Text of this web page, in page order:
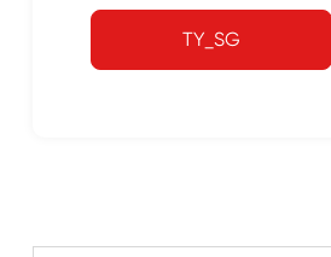
TY_SG